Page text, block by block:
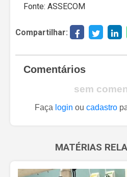
Fonte: ASSECOM
Compartilhar:
Comentários
sem
Faça login ou cadastro
MATÉRIAS